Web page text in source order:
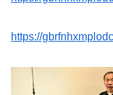
https://